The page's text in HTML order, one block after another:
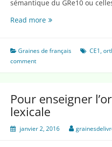
sémantique du GRe10 ou
Read moreL’orthographe
pour
CE1
Graines de français CE1,
comment
Pour enseigner
lexicale
janvier 2, 2016